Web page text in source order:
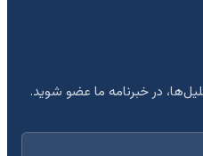
در خبرنامه ما عضو شوید.